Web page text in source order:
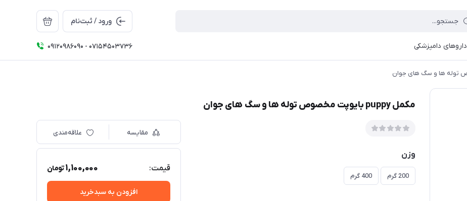
ورود / ثبت‌نام
داروهای دامپزشکی 09120986090 - 07154503736
مکمل puppy بایوپت مخصوص توله ها و سگ های جوان
وزن
200 گرم 400 گرم
مقایسه علاقه‌مندی
قیمت: 1,100,000تومان
افزودن به سبدخرید